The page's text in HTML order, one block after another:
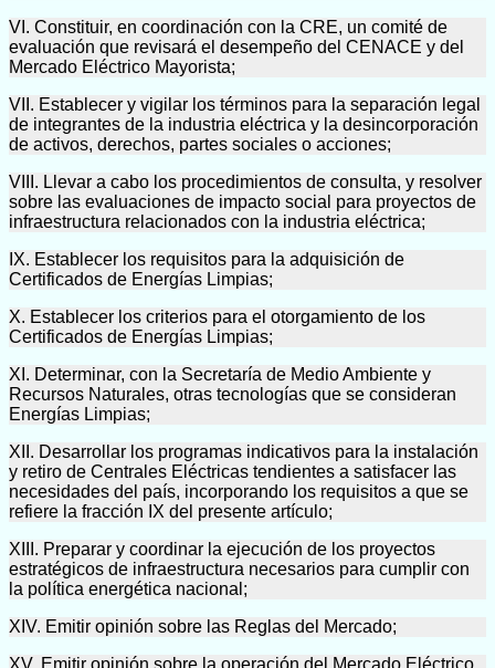
VI. Constituir, en coordinación con la CRE, un comité de
evaluación que revisará el desempeño del CENACE y del
Mercado Eléctrico Mayorista;
VII. Establecer y vigilar los términos para la separación legal
de integrantes de la industria eléctrica y la desincorporación
de activos, derechos, partes sociales o acciones;
VIII. Llevar a cabo los procedimientos de consulta, y resolver
sobre las evaluaciones de impacto social para proyectos de
infraestructura relacionados con la industria eléctrica;
IX. Establecer los requisitos para la adquisición de
Certificados de Energías Limpias;
X. Establecer los criterios para el otorgamiento de los
Certificados de Energías Limpias;
XI. Determinar, con la Secretaría de Medio Ambiente y
Recursos Naturales, otras tecnologías que se consideran
Energías Limpias;
XII. Desarrollar los programas indicativos para la instalación
y retiro de Centrales Eléctricas tendientes a satisfacer las
necesidades del país, incorporando los requisitos a que se
refiere la fracción IX del presente artículo;
XIII. Preparar y coordinar la ejecución de los proyectos
estratégicos de infraestructura necesarios para cumplir con
la política energética nacional;
XIV. Emitir opinión sobre las Reglas del Mercado;
XV. Emitir opinión sobre la operación del Mercado Eléctrico